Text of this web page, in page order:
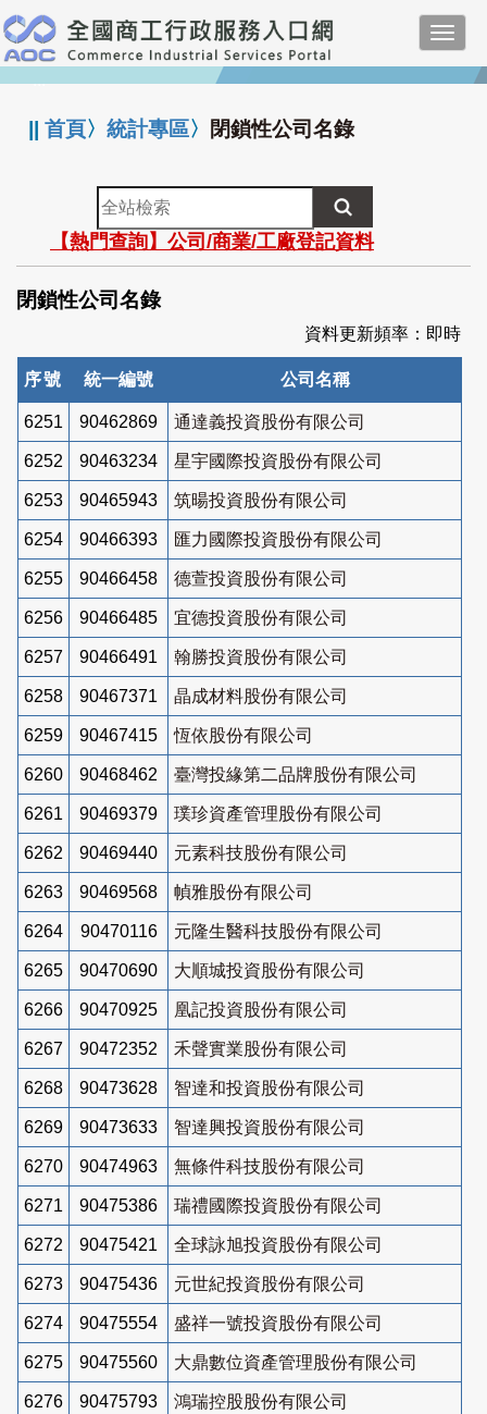
跳
到
主
要
:::
||首頁〉統計專區〉 閉鎖性公司名錄
全
站
檢
索
【熱門查詢】公司/商業/工廠登記資料
閉鎖性公司名錄
資料更新頻率：即時
序號 統一編號 公司名稱
6251 90462869 通達義投資股份有限公司
6252 90463234 星宇國際投資股份有限公司
6253 90465943 筑暘投資股份有限公司
6254 90466393 匯力國際投資股份有限公司
6255 90466458 德萱投資股份有限公司
6256 90466485 宜德投資股份有限公司
6257 90466491 翰勝投資股份有限公司
6258 90467371 晶成材料股份有限公司
6259 90467415 恆依股份有限公司
6260 90468462 臺灣投緣第二品牌股份有限公司
6261 90469379 璞珍資產管理股份有限公司
6262 90469440 元素科技股份有限公司
6263 90469568 幀雅股份有限公司
6264 90470116 元隆生醫科技股份有限公司
6265 90470690 大順城投資股份有限公司
6266 90470925 凰記投資股份有限公司
6267 90472352 禾聲實業股份有限公司
6268 90473628 智達和投資股份有限公司
6269 90473633 智達興投資股份有限公司
6270 90474963 無條件科技股份有限公司
6271 90475386 瑞禮國際投資股份有限公司
6272 90475421 全球詠旭投資股份有限公司
6273 90475436 元世紀投資股份有限公司
6274 90475554 盛祥一號投資股份有限公司
6275 90475560 大鼎數位資產管理股份有限公司
6276 90475793 鴻瑞控股股份有限公司